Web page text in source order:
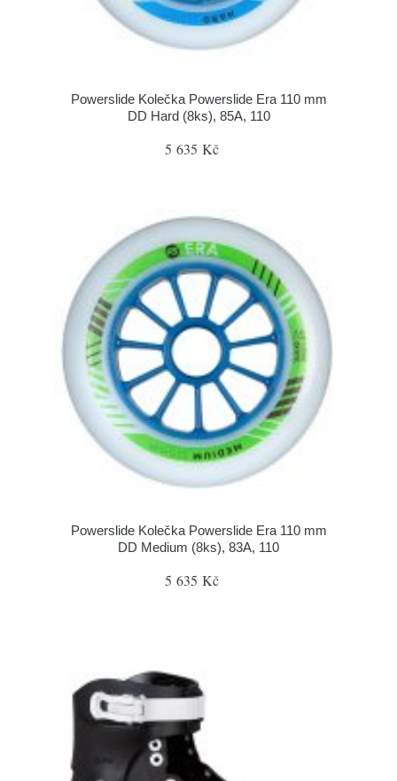
Powerslide Kolečka Powerslide Era 110 mm
DD Hard (8ks), 85A, 110
5 635 Kč
Powerslide Kolečka Powerslide Era 110 mm
DD Medium (8ks), 83A, 110
5 635 Kč